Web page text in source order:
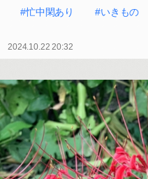
#忙中閑あり
#いきもの
2024.10.22 20:32